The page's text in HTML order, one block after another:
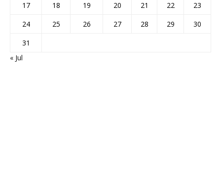
17
18 19 20 21 22
23
24
25 26 27 28 29
30
31
« Jul